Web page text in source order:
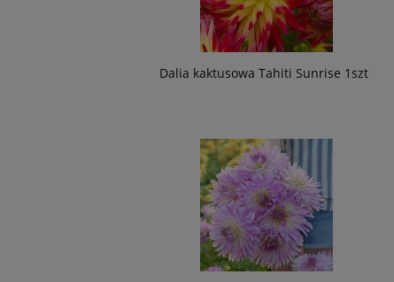
Dalia kaktusowa Tahiti Sunrise 1szt